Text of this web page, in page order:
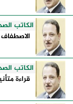
الكاتب
الكاتب
قراءة